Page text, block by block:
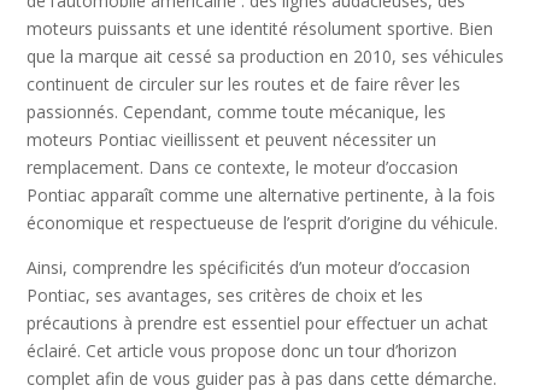
moteurs puissants et une identité résolument sportive. Bien
que la marque ait cessé sa production en 2010, ses véhicules
continuent de circuler sur les routes et de faire rêver les
passionnés. Cependant, comme toute mécanique, les
moteurs Pontiac vieillissent et peuvent nécessiter un
remplacement. Dans ce contexte, le moteur d’occasion
Pontiac apparaît comme une alternative pertinente, à la fois
économique et respectueuse de l’esprit d’origine du véhicule.
Ainsi, comprendre les spécificités d’un moteur d’occasion
Pontiac, ses avantages, ses critères de choix et les
précautions à prendre est essentiel pour effectuer un achat
éclairé. Cet article vous propose donc un tour d’horizon
complet afin de vous guider pas à pas dans cette démarche.